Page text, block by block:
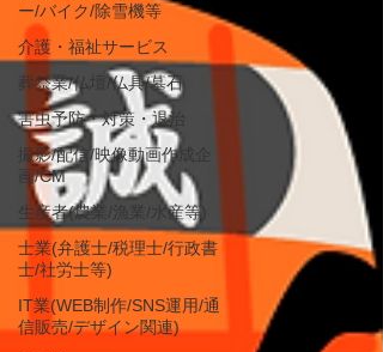
ー/バイク/除雪機等
介護・福祉サービス
葬祭業/仏壇/仏具/墓石
害虫予防・対策・退治
撮影/配信/映像動画作成企
画/CM
生産者(農業/漁業/水産等)
士業(弁護士/税理士/行政書
士/社労士等)
IT業(WEB制作/SNS運用/通
信販売/デザイン関連)